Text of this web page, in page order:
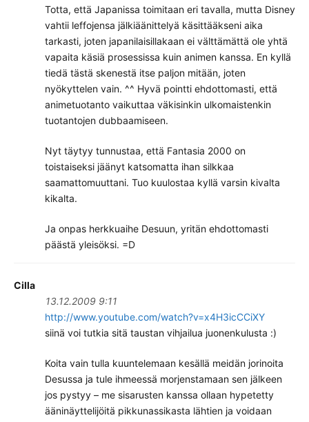
Totta, että Japanissa toimitaan eri tavalla, mutta Disney
vahtii leffojensa jälkiäänittelyä käsittääkseni aika
tarkasti, joten japanilaisillakaan ei välttämättä ole yhtä
vapaita käsiä prosessissa kuin animen kanssa. En kyllä
tiedä tästä skenestä itse paljon mitään, joten
nyökyttelen vain. ^^ Hyvä pointti ehdottomasti, että
animetuotanto vaikuttaa väkisinkin ulkomaistenkin
tuotantojen dubbaamiseen.
Nyt täytyy tunnustaa, että Fantasia 2000 on
toistaiseksi jäänyt katsomatta ihan silkkaa
saamattomuuttani. Tuo kuulostaa kyllä varsin kivalta
kikalta.
Ja onpas herkkuaihe Desuun, yritän ehdottomasti
päästä yleisöksi. =D
Cilla
13.12.2009 9:11
http://www.youtube.com/watch?v=x4H3icCCiXY
siinä voi tutkia sitä taustan vihjailua juonenkulusta :)
Koita vain tulla kuuntelemaan kesällä meidän jorinoita
Desussa ja tule ihmeessä morjenstamaan sen jälkeen
jos pystyy – me sisarusten kanssa ollaan hypetetty
ääninäyttelijöitä pikkunassikasta lähtien ja voidaan